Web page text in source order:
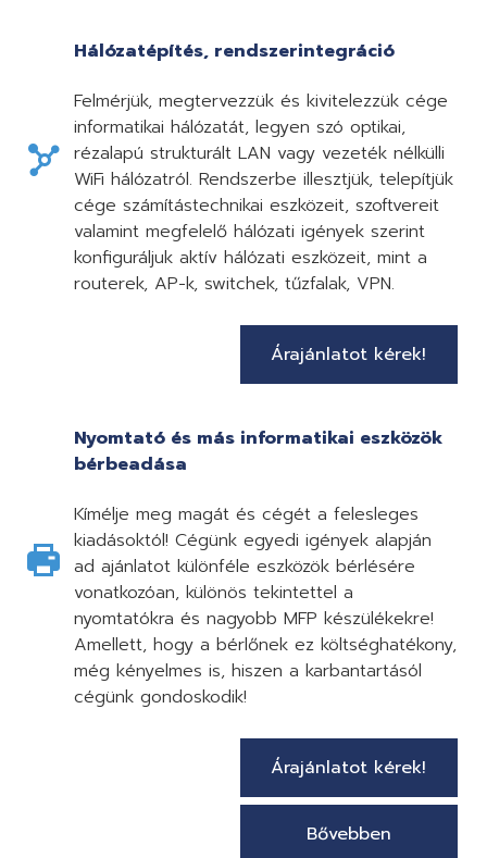
Hálózatépítés, rendszerintegráció
Felmérjük, megtervezzük és kivitelezzük cége
informatikai hálózatát, legyen szó optikai,
rézalapú strukturált LAN vagy vezeték nélkülli
WiFi hálózatról. Rendszerbe illesztjük, telepítjük
cége számítástechnikai eszközeit, szoftvereit
valamint megfelelő hálózati igények szerint
konfiguráljuk aktív hálózati eszközeit, mint a
routerek, AP-k, switchek, tűzfalak, VPN.
Árajánlatot kérek!
Nyomtató és más informatikai eszközök
bérbeadása
Kímélje meg magát és cégét a felesleges
kiadásoktól! Cégünk egyedi igények alapján
ad ajánlatot különféle eszközök bérlésére
vonatkozóan, különös tekintettel a
nyomtatókra és nagyobb MFP készülékekre!
Amellett, hogy a bérlőnek ez költséghatékony,
még kényelmes is, hiszen a karbantartásól
cégünk gondoskodik!
Árajánlatot kérek!
Bővebben